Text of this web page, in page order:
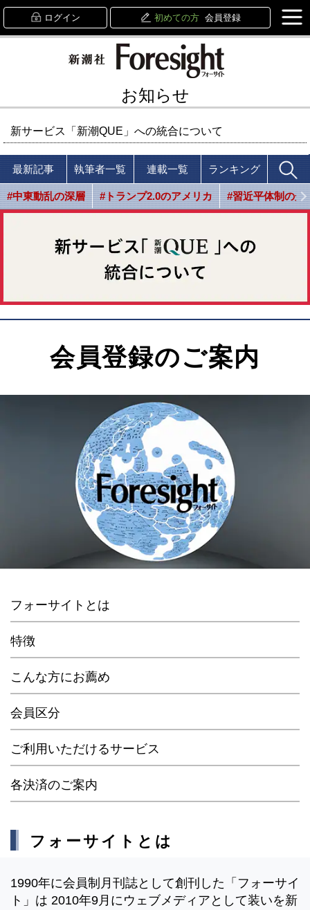
ログイン 初めての方 会員登録
お知らせ
新サービス「新潮QUE」への統合について
最新記事 執筆者一覧 連載一覧 ランキング
#中東動乱の深層 #トランプ2.0のアメリカ #習近平体制の光
会員登録のご案内
フォーサイトとは
特徴
こんな方にお薦め
会員区分
ご利用いただけるサービス
各決済のご案内
フォーサイトとは
1990年に会員制月刊誌として創刊した「フォーサイ
ト」は 2010年9月にウェブメディアとして装いを新